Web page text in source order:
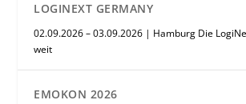
LOGINEXT GERMANY
02.09.2026 – 03.09.2026 | Hamburg Die
weit
EMOKON 2026